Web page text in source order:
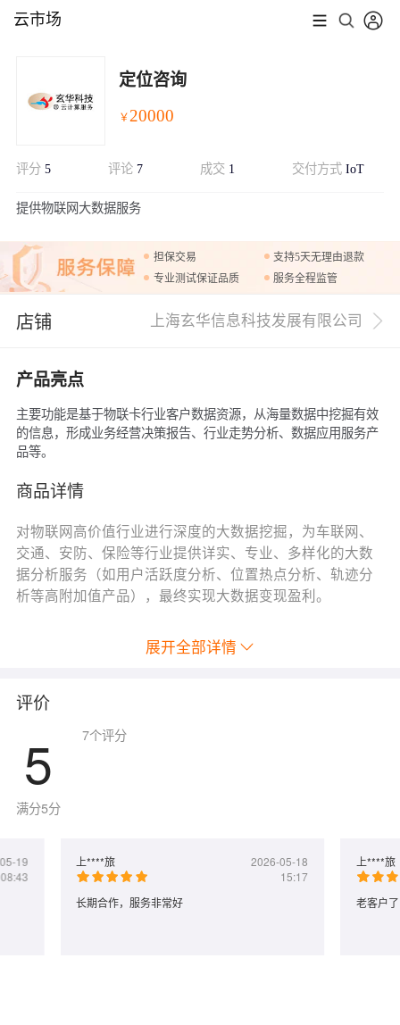
云市场
定位咨询
￥ 20000
评分 5 评论 7 成交 1 交付方式IoT
提供物联网大数据服务
担保交易
支持5天无理由退款
专业测试保证品质
服务全程监管
店铺 上海玄华信息科技发展有限公司
产品亮点
主要功能是基于物联卡行业客户数据资源，从海量数据中挖掘有效
的信息，形成业务经营决策报告、行业走势分析、数据应用服务产
品等。
商品详情
对物联网高价值行业进行深度的大数据挖掘，为车联网、
交通、安防、保险等行业提供详实、专业、多样化的大数
据分析服务（如用户活跃度分析、位置热点分析、轨迹分
析等高附加值产品），最终实现大数据变现盈利。
展开全部详情
评价
5
满分5分
7个评分
上****旅
2026-05-18
15:17
长期合作，服务非常好
上****旅
老客户
19
08:43